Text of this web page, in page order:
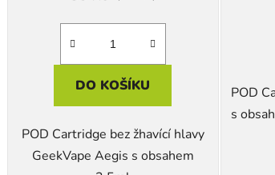
DO KOŠÍKU
POD Cartridge bez žhavící hlavy
GeekVape Aegis s obsahem
POD
s